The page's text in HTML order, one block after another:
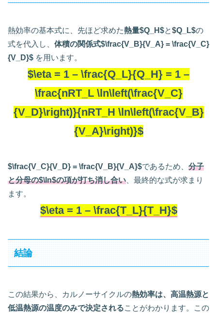
熱効率の基本式に、先ほど求めた熱量$Q_H$と$Q_L$の
式を代入し、 体積の関係式$\frac{V_B}{V_A} = \frac{V_C}
{V_D}$ を用います。
$\eta = 1 – \frac{Q_L}{Q_H} = 1 –
\frac{nRT_L \ln\left(\frac{V_C}
{V_D}\right)}{nRT_H \ln\left(\frac{V_B}
{V_A}\right)}$
$\frac{V_C}{V_D} = \frac{V_B}{V_A}$であるため、 分子
と分母の$\ln$の項が打ち消し合い 、最終的な式が求まり
ます。
$\eta = 1 – \frac{T_L}{T_H}$
結論
この結果から、カルノーサイクルの熱効率は、高温熱源と
低温熱源の温度のみで決定されることがわかります。この